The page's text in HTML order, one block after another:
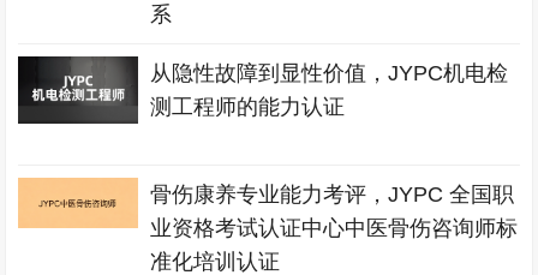
系
从隐性故障到显性价值，JYPC机电检
测工程师的能力认证
骨伤康养专业能力考评，JYPC 全国职
业资格考试认证中心中医骨伤咨询师标
准化培训认证